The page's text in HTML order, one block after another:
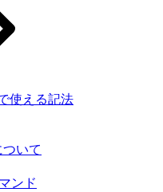
使える記法
いて
ンド